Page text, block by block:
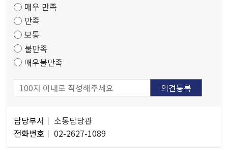
도
조
사
매우 만족
만족
보통
불만족
매우불만족
당
자
담당부서
소통담당관
전화번호
02-2627-1089